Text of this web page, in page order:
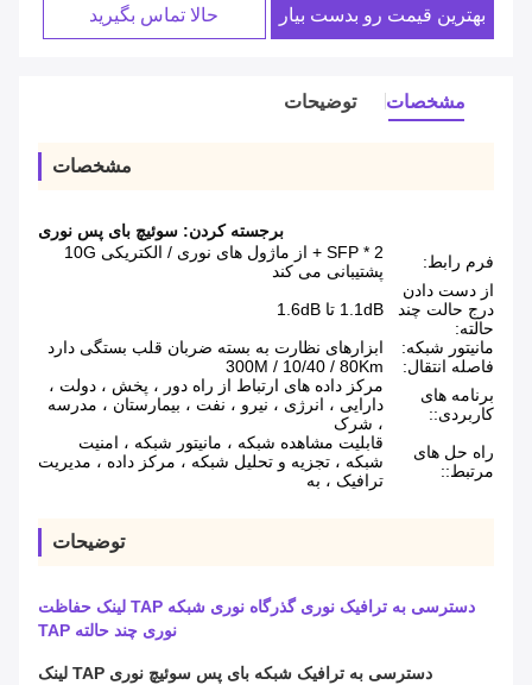
بهترین قیمت رو بدست بیار حالا تماس بگیرید
مشخصات توضیحات
مشخصات
برجسته کردن: سوئیچ بای پس نوری
فرم رابط:
2 * SFP + از ماژول های نوری / الکتریکی 10G
پشتیبانی می کند
از دست دادن
درج حالت چند
حالته:
1.1dB تا 1.6dB
مانیتور شبکه:
ابزارهای نظارت به بسته ضربان قلب بستگی دارد
فاصله انتقال:
300M / 10/40 / 80Km
برنامه های
کاربردی::
مرکز داده های ارتباط از راه دور ، پخش ، دولت ،
دارایی ، انرژی ، نیرو ، نفت ، بیمارستان ، مدرسه
، شرک
راه حل های
مرتبط::
قابلیت مشاهده شبکه ، مانیتور شبکه ، امنیت
شبکه ، تجزیه و تحلیل شبکه ، مرکز داده ، مدیریت
ترافیک ، به
توضیحات
دسترسی به ترافیک نوری گذرگاه نوری شبکه TAP لینک حفاظت
نوری چند حالته TAP
دسترسی به ترافیک شبکه بای پس سوئیچ نوری TAP لینک